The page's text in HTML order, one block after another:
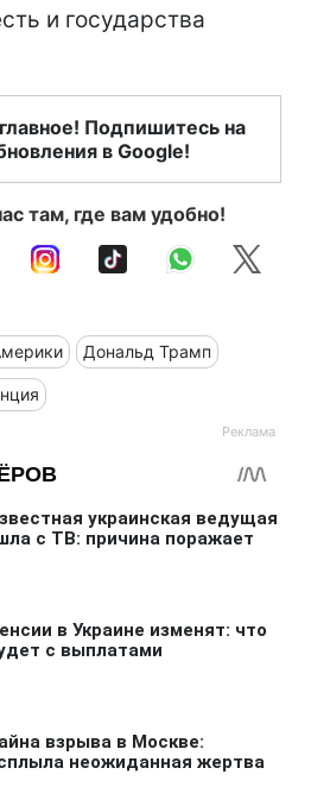
и государства
Подпишитесь на
в Google!
там, где вам удобно!
Дональд Трамп